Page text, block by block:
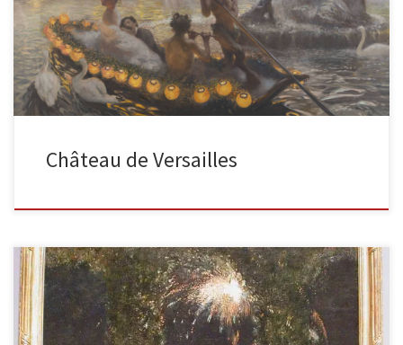
1905, destiné à orner un salon du […]
Château de Versailles